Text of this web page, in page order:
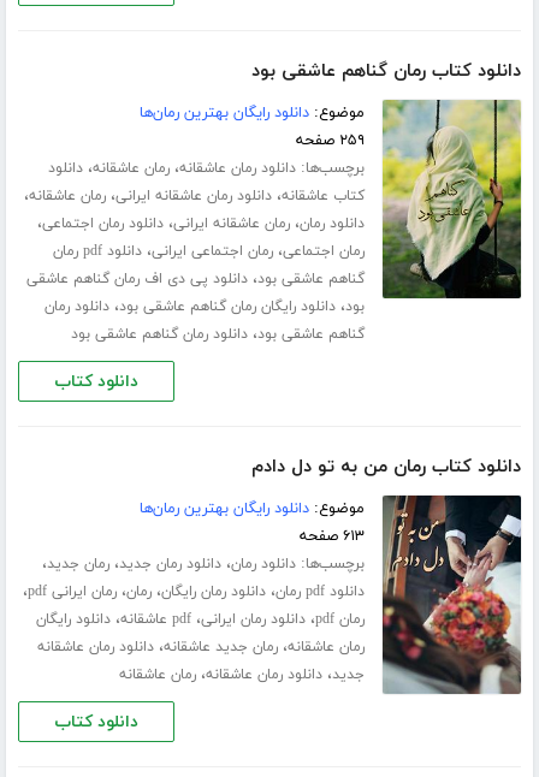
دانلود کتاب رمان گناهم عاشقی بود
موضوع:دانلود رایگان بهترین رمان‌ها
۲۵۹ صفحه
برچسب‌ها:دانلود رمان عاشقانه،رمان عاشقانه،دانلود
کتاب عاشقانه،دانلود رمان عاشقانه ایرانی،رمان عاشقانه،
دانلود رمان،رمان عاشقانه ایرانی،دانلود رمان اجتماعی،
رمان اجتماعی،رمان اجتماعی ایرانی،
دانلود pdf رمان
گناهم عاشقی بود،دانلود پی دی اف رمان گناهم عاشقی
بود،دانلود رایگان رمان گناهم عاشقی بود،دانلود رمان
گناهم عاشقی بود،دانلود رمان گناهم عاشقی بود
دانلود کتاب
دانلود کتاب رمان من به تو دل دادم
موضوع:دانلود رایگان بهترین رمان‌ها
۶۱۳ صفحه
برچسب‌ها:دانلود رمان،دانلود رمان جدید،رمان جدید،
دانلود pdf رمان ،دانلود رمان رایگان،رمان،رمان ایرانی pdf ،
رمان pdf ،دانلود رمان ایرانی،pdf عاشقانه ،دانلود رایگان
رمان عاشقانه،رمان جدید عاشقانه،دانلود رمان عاشقانه
جدید،دانلود رمان عاشقانه،رمان عاشقانه
دانلود کتاب